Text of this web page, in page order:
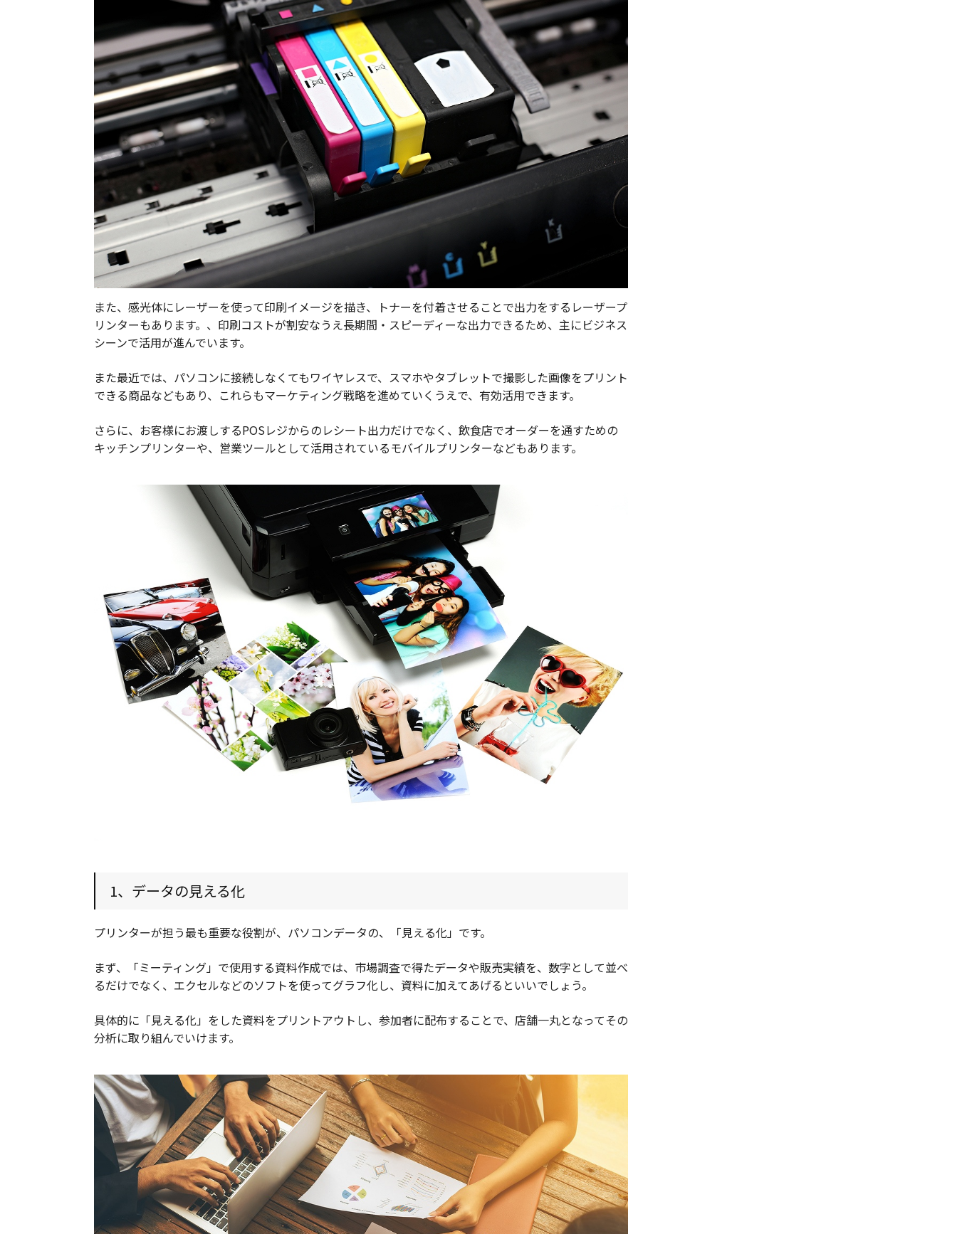
また、感光体にレーザーを使って印刷イメージを描き、トナーを付着させることで出力をするレーザープ
リンターもあります。、印刷コストが割安なうえ長期間・スピーディーな出力できるため、主にビジネス
シーンで活用が進んでいます。
また最近では、パソコンに接続しなくてもワイヤレスで、スマホやタブレットで撮影した画像をプリント
できる商品などもあり、これらもマーケティング戦略を進めていくうえで、有効活用できます。
さらに、お客様にお渡しするPOSレジからのレシート出力だけでなく、飲食店でオーダーを通すための
キッチンプリンターや、営業ツールとして活用されているモバイルプリンターなどもあります。
1、データの見える化
プリンターが担う最も重要な役割が、パソコンデータの、「見える化」です。
まず、「ミーティング」で使用する資料作成では、市場調査で得たデータや販売実績を、数字として並べ
るだけでなく、エクセルなどのソフトを使ってグラフ化し、資料に加えてあげるといいでしょう。
具体的に「見える化」をした資料をプリントアウトし、参加者に配布することで、店舗一丸となってその
分析に取り組んでいけます。